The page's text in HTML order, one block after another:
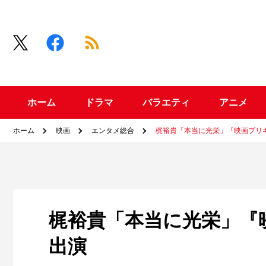
ホーム ドラマ バラエティ アニメ
ホーム 映画 エンタメ総合 梶裕貴「本当に光栄」『映画プリ
梶裕貴「本当に光栄」
出演